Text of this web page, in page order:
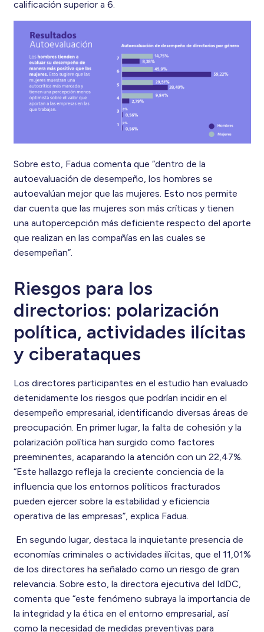
calificación superior a 6.
Sobre esto, Fadua comenta que “dentro de la
autoevaluación de desempeño, los hombres se
autoevalúan mejor que las mujeres. Esto nos permite
dar cuenta que las mujeres son más críticas y tienen
una autopercepción más deficiente respecto del aporte
que realizan en las compañías en las cuales se
desempeñan”.
Riesgos para los
directorios: polarización
política, actividades ilícitas
y ciberataques
Los directores participantes en el estudio han evaluado
detenidamente los riesgos que podrían incidir en el
desempeño empresarial, identificando diversas áreas de
preocupación. En primer lugar, la falta de cohesión y la
polarización política han surgido como factores
preeminentes, acaparando la atención con un 22,47%.
“Este hallazgo refleja la creciente conciencia de la
influencia que los entornos políticos fracturados
pueden ejercer sobre la estabilidad y eficiencia
operativa de las empresas”, explica Fadua.
En segundo lugar, destaca la inquietante presencia de
economías criminales o actividades ilícitas, que el 11,01%
de los directores ha señalado como un riesgo de gran
relevancia. Sobre esto, la directora ejecutiva del IdDC,
comenta que “este fenómeno subraya la importancia de
la integridad y la ética en el entorno empresarial, así
como la necesidad de medidas preventivas para